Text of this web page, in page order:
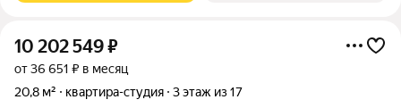
10 202 549₽
от 36 651 ₽ в месяц
20,8 м²
квартира-студия 3 этаж из 17